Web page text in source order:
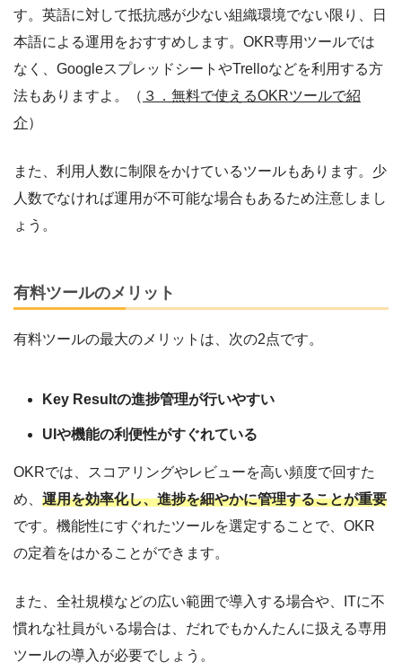
す。英語に対して抵抗感が少ない組織環境でない限り、日
本語による運用をおすすめします。OKR専用ツールでは
なく、GoogleスプレッドシートやTrelloなどを利用する方
法もありますよ。（ ３．無料で使えるOKRツールで紹
介）
また、利用人数に制限をかけているツールもあります。少
人数でなければ運用が不可能な場合もあるため注意しまし
ょう。
有料ツールのメリット
有料ツールの最大のメリットは、次の2点です。
Key Resultの進捗管理が行いやすい
UIや機能の利便性がすぐれている
OKRでは、スコアリングやレビューを高い頻度で回すた
め、 運用を効率化し、進捗を細やかに管理することが重要
です。機能性にすぐれたツールを選定することで、OKR
の定着をはかることができます。
また、全社規模などの広い範囲で導入する場合や、ITに不
慣れな社員がいる場合は、だれでもかんたんに扱える専用
ツールの導入が必要でしょう。